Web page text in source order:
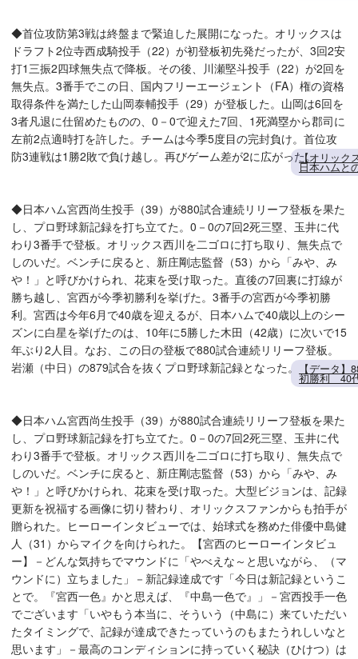
◆首位攻防第3戦は終盤まで緊迫した展開になった。オリックスは
ドラフト2位寺西成騎投手（22）が初登板初先発だったが、3回2安
打1三振2四球無失点で降板。その後、川瀬堅斗投手（22）が2回を
無失点。3番手でこの日、国内フリーエージェント（FA）権の資格
取得条件を満たした山岡泰輔投手（29）が登板した。山岡は6回を
3者凡退に仕留めたものの、0－0で迎えた7回、1死満塁から郡司に
左前2点適時打を許した。チームは今季5度目の完封負け。首位攻
防3連戦は1勝2敗で負け越し。再びゲーム差が2に広がった。【オリック
日本ハムと
◆日本ハム宮西尚生投手（39）が880試合連続リリーフ登板を果た
し、プロ野球新記録を打ち立てた。0－0の7回2死三塁、玉井に代
わり3番手で登板。オリックス西川を二ゴロに打ち取り、無失点で
しのいだ。ベンチに戻ると、新庄剛志監督（53）から「みや、み
や！」と呼びかけられ、花束を受け取った。直後の7回裏に打線が
勝ち越し、宮西が今季初勝利を挙げた。3番手の宮西が今季初勝
利。宮西は今年6月で40歳を迎えるが、日本ハムで40歳以上のシー
ズンに白星を挙げたのは、10年に5勝した木田（42歳）に次いで15
年ぶり2人目。なお、この日の登板で880試合連続リリーフ登板。
岩瀬（中日）の879試合を抜くプロ野球新記録となった。
【データ
初勝利 40
◆日本ハム宮西尚生投手（39）が880試合連続リリーフ登板を果た
し、プロ野球新記録を打ち立てた。0－0の7回2死三塁、玉井に代
わり3番手で登板。オリックス西川を二ゴロに打ち取り、無失点で
しのいだ。ベンチに戻ると、新庄剛志監督（53）から「みや、み
や！」と呼びかけられ、花束を受け取った。大型ビジョンは、記録
更新を祝福する画像に切り替わり、オリックスファンからも拍手が
贈られた。ヒーローインタビューでは、始球式を務めた俳優中島健
人（31）からマイクを向けられた。【宮西のヒーローインタビュ
ー】－どんな気持ちでマウンドに「やべえな～と思いながら、（マ
ウンドに）立ちました」－新記録達成です「今日は新記録というこ
とで。『宮西一色』かと思えば、『中島一色で』」－宮西投手一色
でございます「いやもう本当に、そういう（中島に）来ていただい
たタイミングで、記録が達成できたっていうのもまたうれしいなと
思います」－最高のコンディションに持っていく秘訣（ひけつ）は